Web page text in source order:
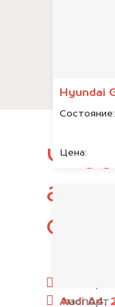
Hyundai
Состояние:
Цена:
Audi A4,
паспорт